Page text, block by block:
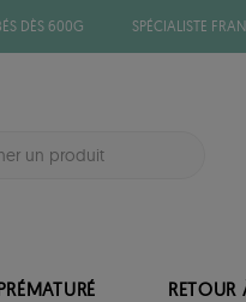
DÈS 600G SPÉCIALISTE